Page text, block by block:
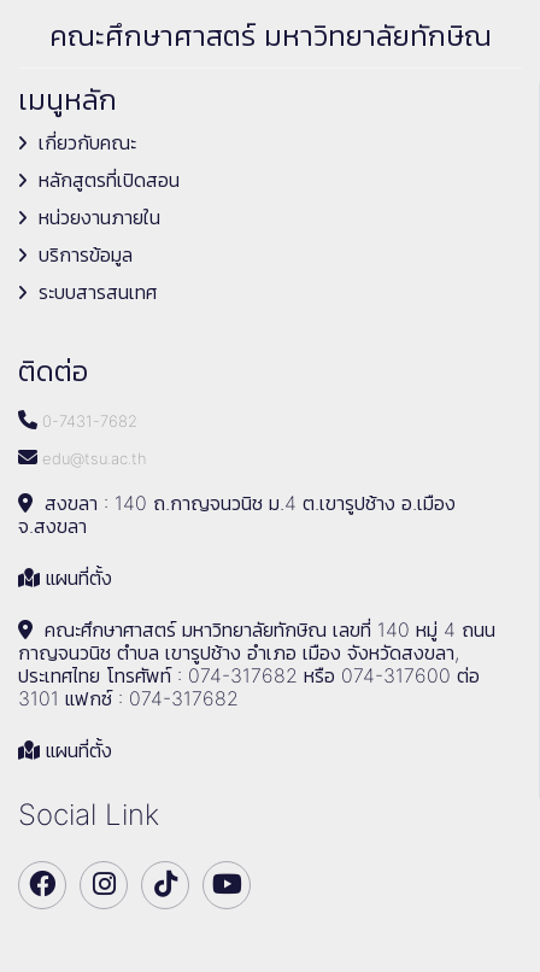
คณะศึกษาศาสตร์ มหาวิทยาลัยทักษิณ
เมนูหลัก
เกี่ยวกับคณะ
หลักสูตรที่เปิดสอน
หน่วยงานภายใน
บริการข้อมูล
ระบบสารสนเทศ
ติดต่อ
0-7431-7682
edu@tsu.ac.th
สงขลา : 140 ถ.กาญจนวนิช ม.4 ต.เขารูปช้าง อ.เมือง
จ.สงขลา
แผนที่ตั้ง
คณะศึกษาศาสตร์ มหาวิทยาลัยทักษิณ เลขที่ 140 หมู่ 4 ถนน
กาญจนวนิช ตำบล เขารูปช้าง อำเภอ เมือง จังหวัดสงขลา,
ประเทศไทย โทรศัพท์ : 074-317682 หรือ 074-317600 ต่อ
3101 แฟกซ์ : 074-317682
แผนที่ตั้ง
Social Link